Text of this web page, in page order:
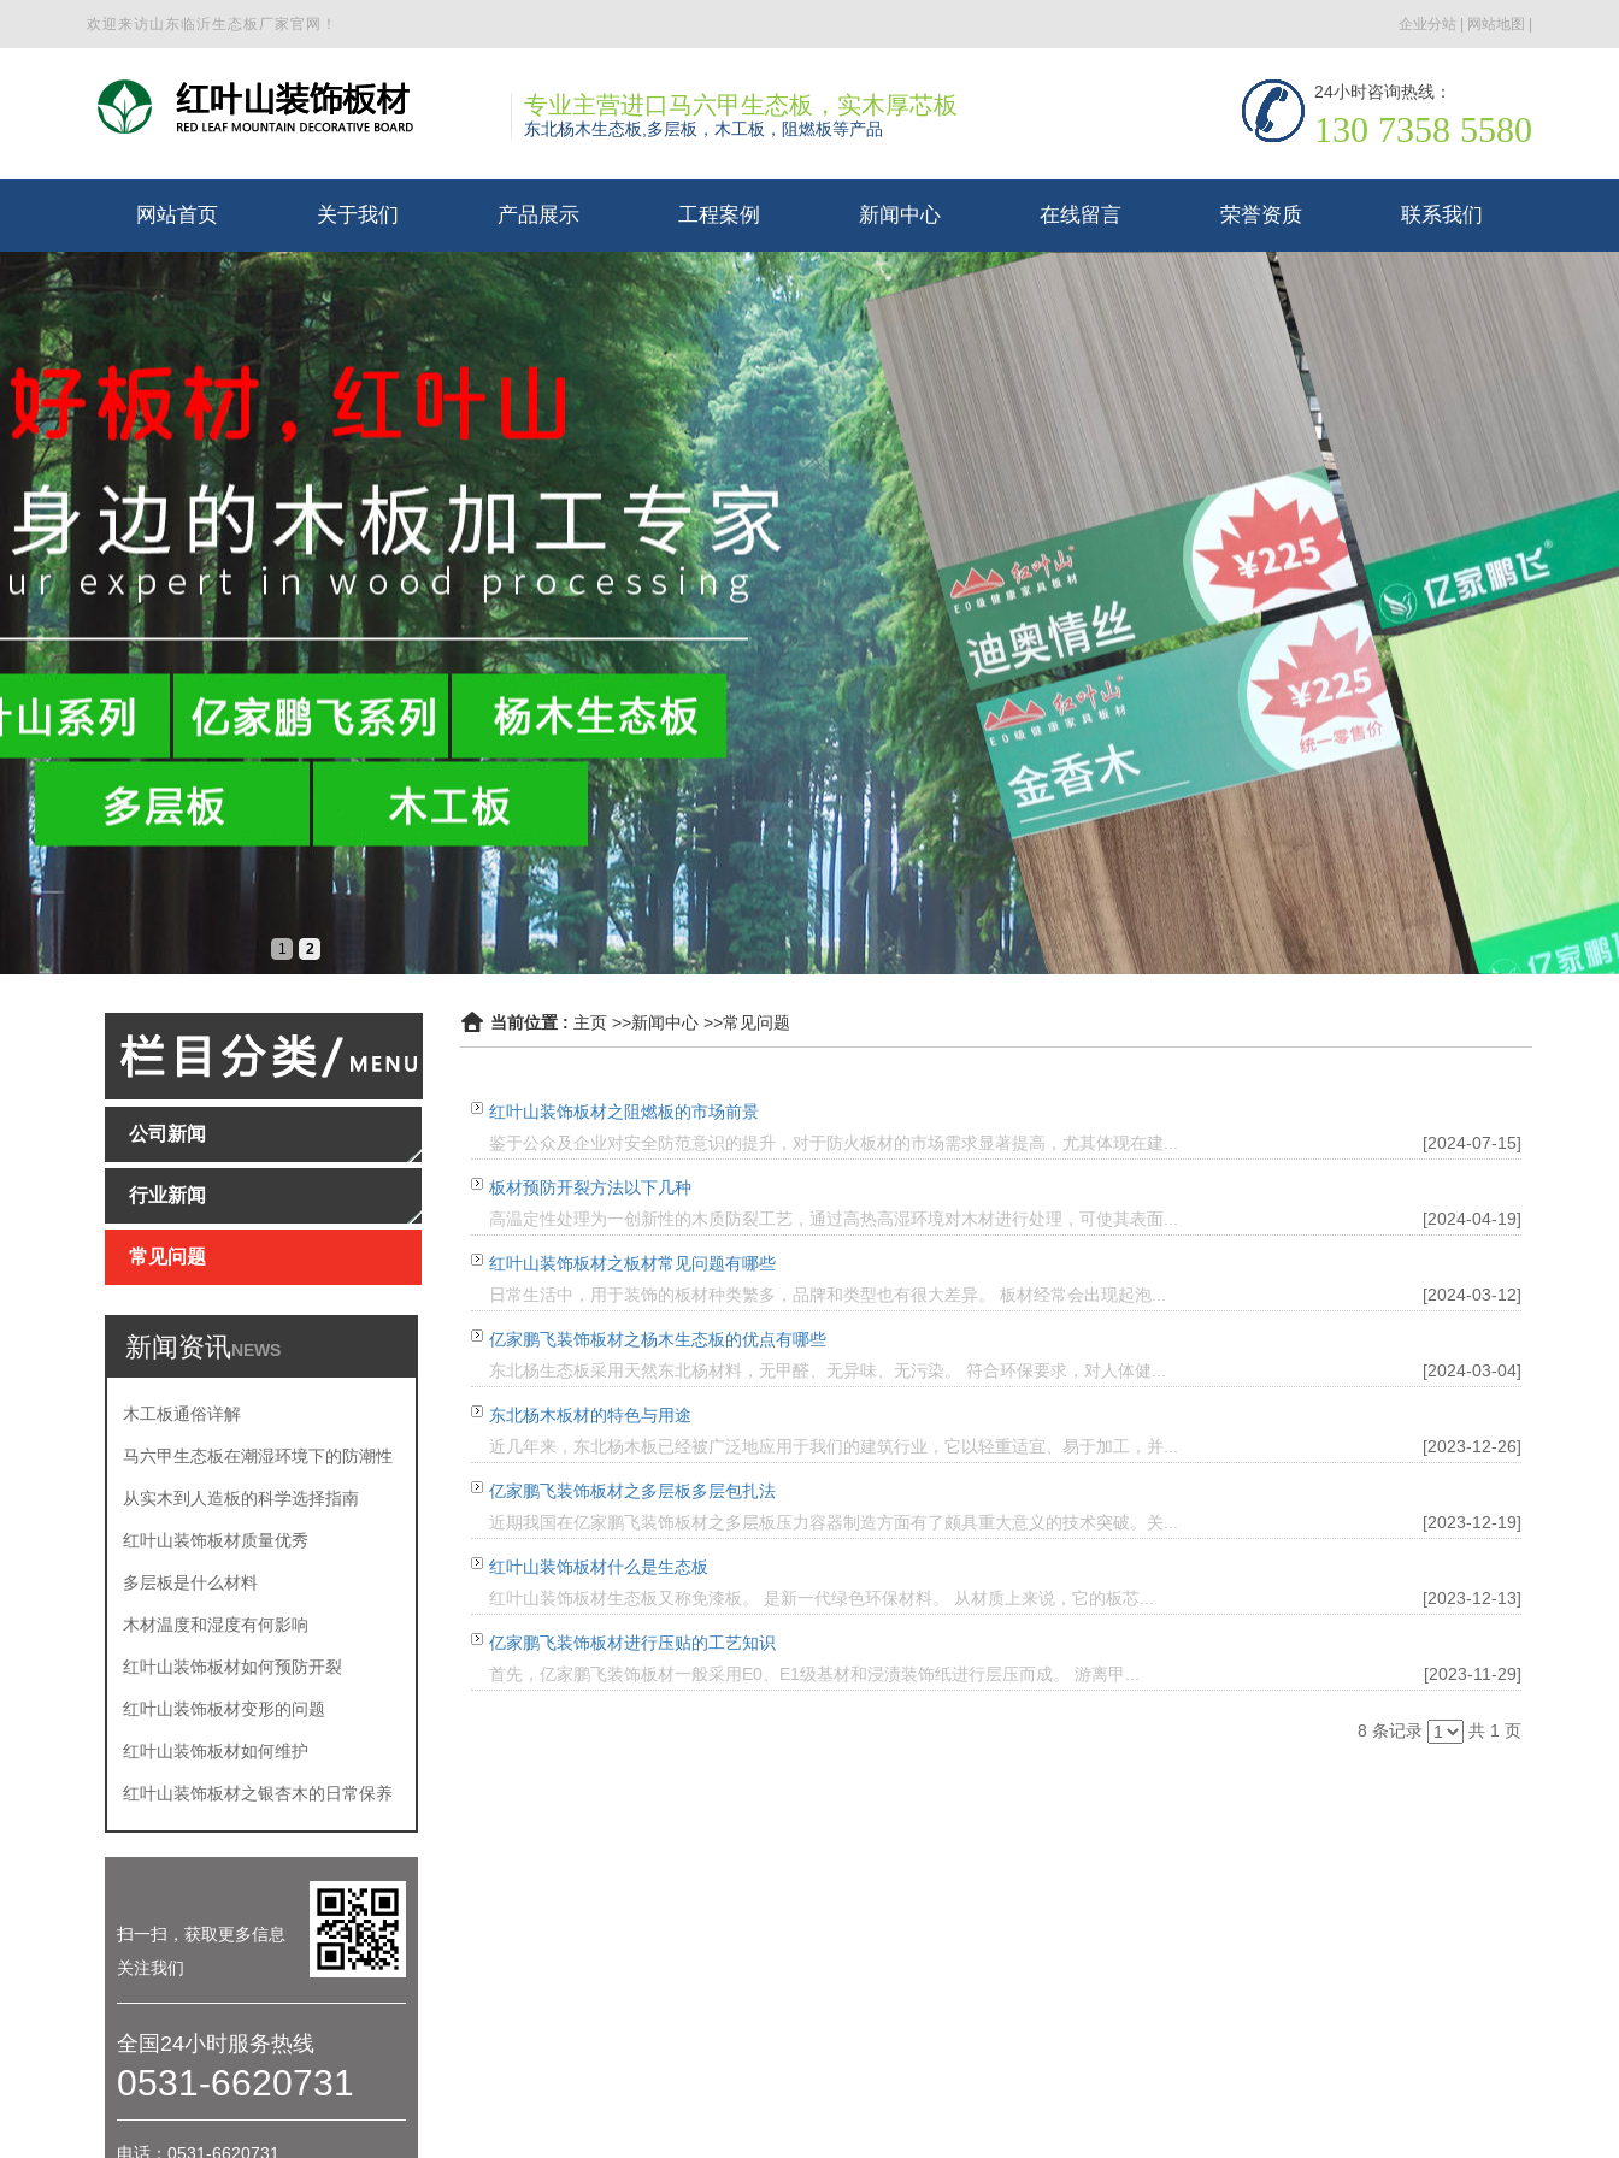
欢迎来访山东临沂生态板厂家官网！ 企业分站 网站地图
专业主营进口马六甲生态板，实木厚芯板
东北杨木生态板,多层板，木工板，阻燃板等产品
24小时咨询热线：
130 7358 5580
网站首页 关于我们
公司简介
公司文化
产品展示
马六甲生态板
实木厚芯板
东北杨木生态板
多层板
木工板
阻燃板
工程案例
厂容厂貌
新闻中心
公司新闻
行业新闻
常见问题
在线留言
在线留言
荣誉资质
荣誉资质
联系我们
联系我们
1 2
公司新闻
行业新闻
常见问题
新闻资讯NEWS
木工板通俗详解
马六甲生态板在潮湿环境下的防潮性
能表现
从实木到人造板的科学选择指南
红叶山装饰板材质量优秀
多层板是什么材料
木材温度和湿度有何影响
红叶山装饰板材如何预防开裂
红叶山装饰板材变形的问题
红叶山装饰板材如何维护
红叶山装饰板材之银杏木的日常保养
扫一扫，获取更多信息
关注我们
全国24小时服务热线
0531-6620731
电话：0531-6620731
当前位置 : 主页 >>新闻中心 >>常见问题
红叶山装饰板材之阻燃板的市场前景
鉴于公众及企业对安全防范意识的提升，对于防火板材的市场需求显著提高，尤其体现在建...
[2024-07-15]
板材预防开裂方法以下几种
高温定性处理为一创新性的木质防裂工艺，通过高热高湿环境对木材进行处理，可使其表面...
[2024-04-19]
红叶山装饰板材之板材常见问题有哪些
日常生活中，用于装饰的板材种类繁多，品牌和类型也有很大差异。 板材经常会出现起泡...
[2024-03-12]
亿家鹏飞装饰板材之杨木生态板的优点有哪些
东北杨生态板采用天然东北杨材料，无甲醛、无异味、无污染。 符合环保要求，对人体健...
[2024-03-04]
东北杨木板材的特色与用途
近几年来，东北杨木板已经被广泛地应用于我们的建筑行业，它以轻重适宜、易于加工，并...
[2023-12-26]
亿家鹏飞装饰板材之多层板多层包扎法
近期我国在亿家鹏飞装饰板材之多层板压力容器制造方面有了颇具重大意义的技术突破。关...
[2023-12-19]
红叶山装饰板材什么是生态板
红叶山装饰板材生态板又称免漆板。 是新一代绿色环保材料。 从材质上来说，它的板芯...
[2023-12-13]
亿家鹏飞装饰板材进行压贴的工艺知识
首先，亿家鹏飞装饰板材一般采用E0、E1级基材和浸渍装饰纸进行层压而成。 游离甲...
[2023-11-29]
8 条记录 共 1 页